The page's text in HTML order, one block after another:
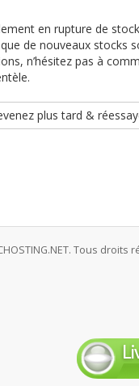
en rupture de
de nouveaux stocks
n’hésitez pas à
plus tard &
Tous droits